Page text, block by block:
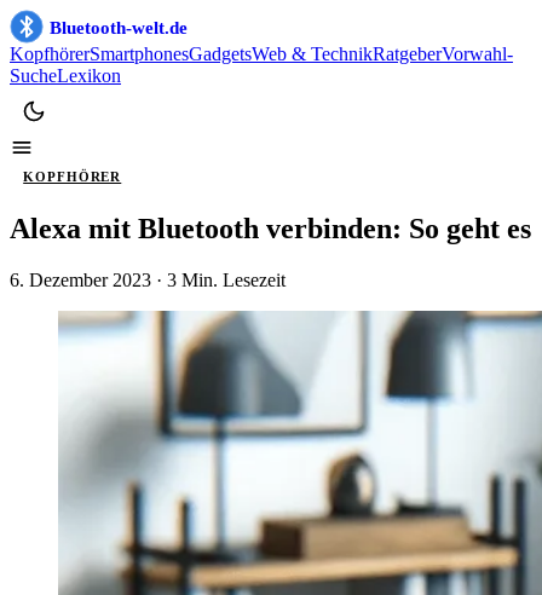
Bluetooth-welt.de
KopfhörerSmartphonesGadgetsWeb & TechnikRatgeberVorwahl-
SucheLexikon
KOPFHÖRER
Alexa mit Bluetooth verbinden: So geht es
6. Dezember 2023 · 3 Min. Lesezeit